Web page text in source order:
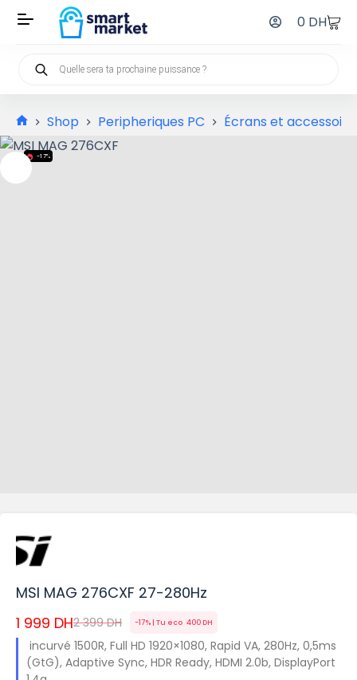
0 DH
Shop Peripheriques PC Écrans et
-17%
MSI MAG 276CXF 27-280Hz
2 399DH
1 999 DH 400 DH
-17% | Tu eco
incurvé 1500R, Full HD 1920×1080, Rapid VA, 280Hz, 0,5ms
(GtG), Adaptive Sync, HDR Ready, HDMI 2.0b, DisplayPort